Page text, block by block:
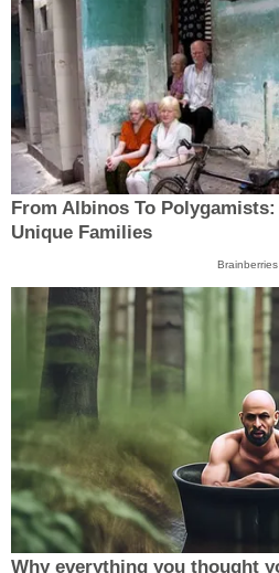
From Albinos To
Unique Families
Brainberries
Why everything you thought